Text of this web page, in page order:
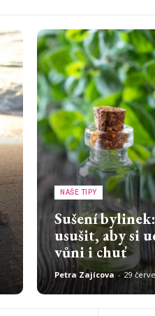
NAŠE TIPY
Sušení
usušit, aby si
vůni i chuť
Petra Zajícova - 29